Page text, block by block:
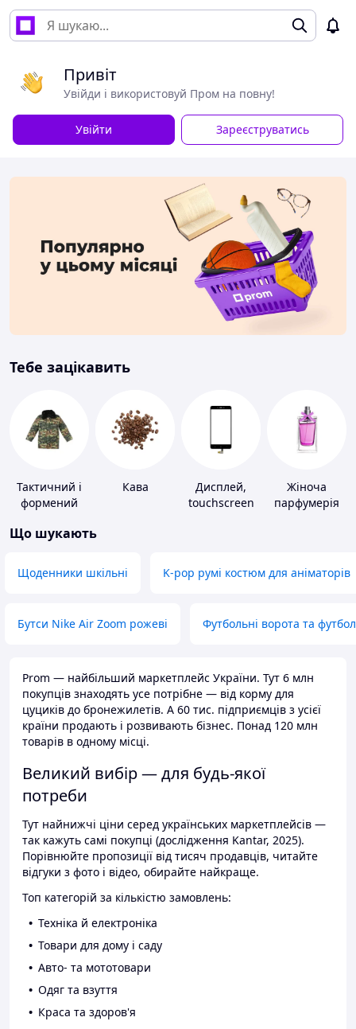
Привіт
Увійди і використовуй Пром на повну!
Увійти Зареєструватись
Тебе зацікавить
Тактичний і
формений
Кава
Дисплей,
touchscreen
Жіноча
парфумерія
Що шукають
Щоденники шкільні K-pop румі костюм для аніматорів
Бутси Nike Air Zoom рожеві Футбольні ворота та
Prom — найбільший маркетплейс України. Тут 6 млн
покупців знаходять усе потрібне — від корму для
цуциків до бронежилетів. А 60 тис. підприємців з усієї
країни продають і розвивають бізнес. Понад 120 млн
товарів в одному місці.
Великий вибір — для будь-якої
потреби
Тут найнижчі ціни серед українських маркетплейсів —
так кажуть самі покупці (дослідження Kantar, 2025).
Порівнюйте пропозиції від тисяч продавців, читайте
відгуки з фото і відео, обирайте найкраще.
Топ категорій за кількістю замовлень:
Техніка й електроніка
Товари для дому і саду
Авто- та мототовари
Одяг та взуття
Краса та здоров'я